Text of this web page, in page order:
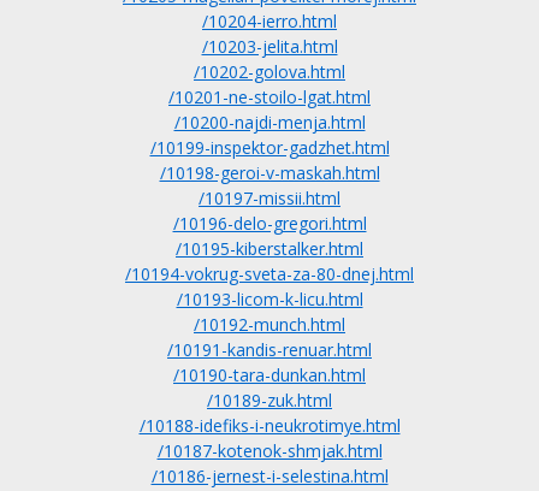
/10204-ierro.html
/10203-jelita.html
/10202-golova.html
/10201-ne-stoilo-lgat.html
/10200-najdi-menja.html
/10199-inspektor-gadzhet.html
/10198-geroi-v-maskah.html
/10197-missii.html
/10196-delo-gregori.html
/10195-kiberstalker.html
/10194-vokrug-sveta-za-80-dnej.html
/10193-licom-k-licu.html
/10192-munch.html
/10191-kandis-renuar.html
/10190-tara-dunkan.html
/10189-zuk.html
/10188-idefiks-i-neukrotimye.html
/10187-kotenok-shmjak.html
/10186-jernest-i-selestina.html